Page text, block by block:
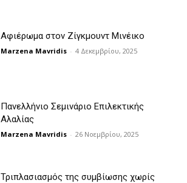
Αφιέρωμα στον Ζίγκμουντ Μινέικο
Marzena Mavridis - 4 Δεκεμβρίου, 2025
Πανελλήνιο Σεμινάριο Επιλεκτικής
Αλαλίας
Marzena Mavridis - 26 Νοεμβρίου, 2025
Τριπλασιασμός της συμβίωσης χωρίς